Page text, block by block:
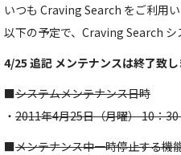
いつも Craving Search をご利用
以下の予定で、Craving Search シ
4/25 追記 メンテナンスは終了致
■システムメンテナンス日時
・ 2011年4月25日（月曜） 10：
■メンテナンス中一時停止する機